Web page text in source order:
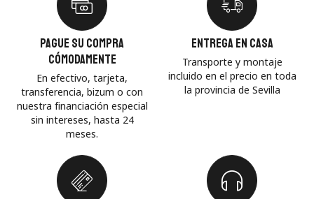
Pague su compra
cómodamente
En efectivo, tarjeta,
transferencia, bizum o con
nuestra financiación especial
sin intereses, hasta 24
meses.
Entrega en casa
Transporte y montaje
incluido en el precio en toda
la provincia de Sevilla